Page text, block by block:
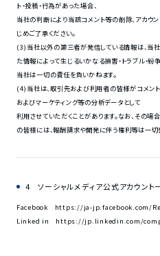
ト・投稿・行為があった場合、
当社の判断により当該コメント等の削除、アカウ
じめご了承ください。
(3)当社以外の第三者が発信している情報は、当
た情報によって生じるいかなる損害・トラブル・紛
当社は一切の責任を負いかねます。
(4)当社は、取引先および利用者の皆様がコメン
およびマーケティング等の分析データとして
利用させていただくことがあります。なお、その
の皆様には、報酬請求や開発に伴う権利等は一切
4 ソーシャルメディア公式アカウント
Facebook https://ja-jp.facebook.com/
Linked in https://jp.linkedin.com/